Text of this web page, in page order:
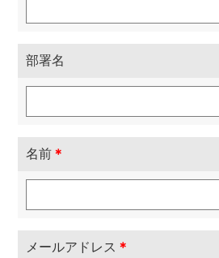
部署名
名前 ＊
メールアドレス ＊